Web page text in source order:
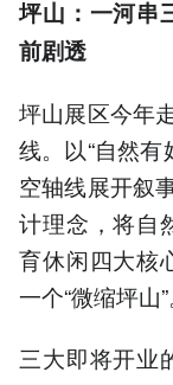
坪山：一河串
前剧透
坪山展区今年
线。以“自然
空轴线展开叙
计理念，将自
育休闲四大核
一个“微缩坪山”
三大即将开业